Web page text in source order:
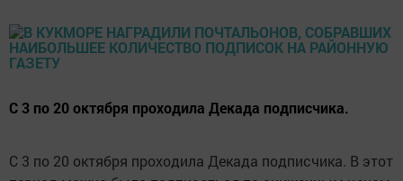
С 3 по 20 октября проходила Декада подписчика.
С 3 по 20 октября проходила Декада подписчика. В этот